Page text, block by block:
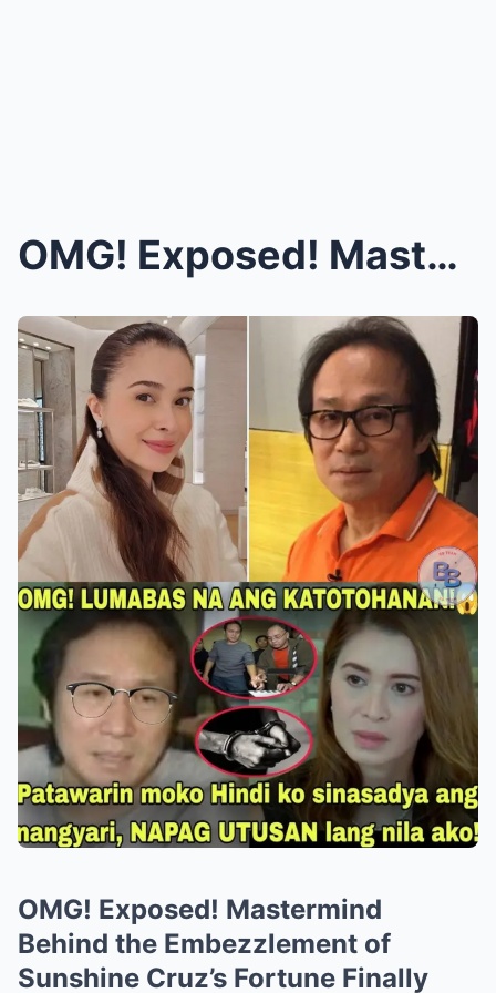
OMG! Exposed! Mastermind Behind the Embezzlement o...
OMG! Exposed! Mastermind
Behind the Embezzlement of
Sunshine Cruz’s Fortune Finally